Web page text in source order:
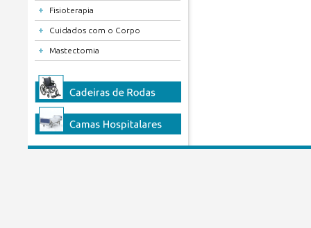
+ Fisioterapia
+ Cuidados com o Corpo
+ Mastectomia